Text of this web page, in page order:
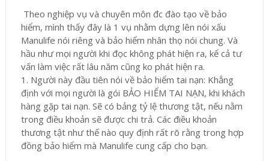
Theo nghiệp vụ và chuyên môn đc đào tạo về bảo
hiểm, mình thấy đây là 1 vụ nhằm dựng lên nói xấu
Manulife nói riêng và bảo hiểm nhân thọ nói chung. Và
hầu như mọi người khi đọc không phát hiện ra, kể cả tư
vấn làm việc rất lâu năm cũng ko phát hiện ra.
1. Người này đầu tiên nói về bảo hiểm tai nạn: Khẳng
định với mọi người là gói BẢO HIỂM TAI NẠN, khi khách
hàng gặp tai nạn. Sẽ có bảng tỷ lệ thương tật, nếu nằm
trong điều khoản sẽ được chi trả. Các điều khoản
thương tật như thế nào quy định rất rõ rằng trong hợp
đồng bảo hiểm mà Manulife cung cấp cho bạn.